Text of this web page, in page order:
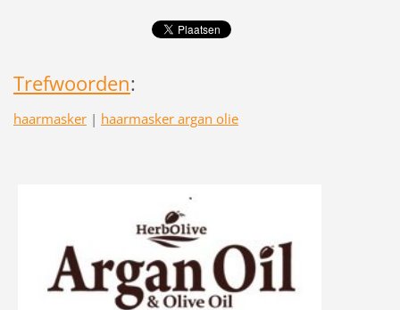
Trefwoorden:
haarmasker | haarmasker argan olie